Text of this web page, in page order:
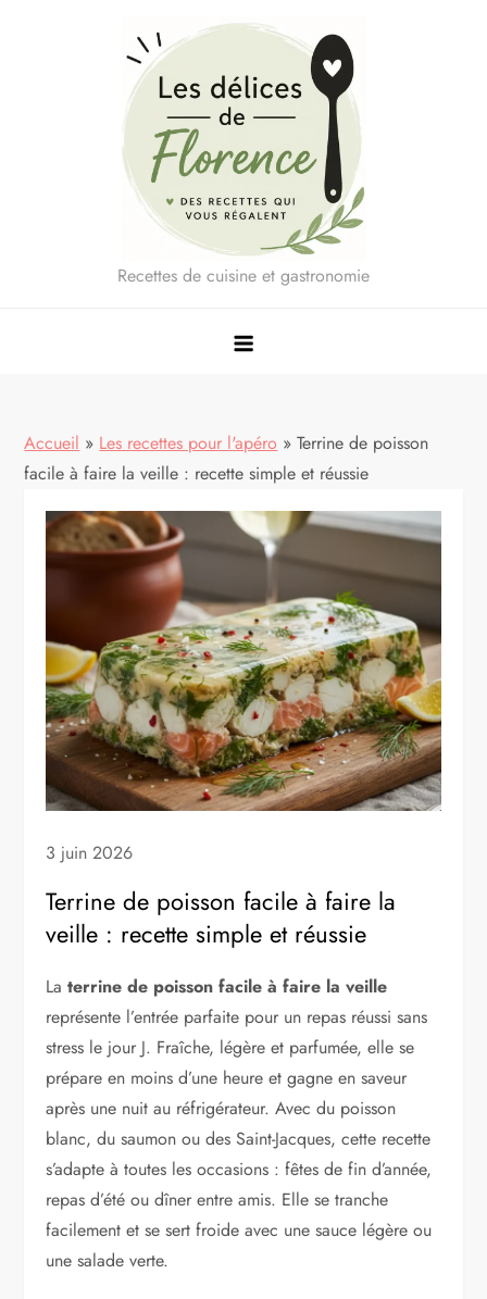
Recettes de cuisine et gastronomie
Accueil » Les recettes pour l'apéro » Terrine de poisson
facile à faire la veille : recette simple et réussie
3 juin 2026
Terrine de poisson facile à faire la
veille : recette simple et réussie
Laterrine de poisson facile à faire la veille
représente l’entrée parfaite pour un repas réussi sans
stress le jour J. Fraîche, légère et parfumée, elle se
prépare en moins d’une heure et gagne en saveur
après une nuit au réfrigérateur. Avec du poisson
blanc, du saumon ou des Saint-Jacques, cette recette
s’adapte à toutes les occasions : fêtes de fin d’année,
repas d’été ou dîner entre amis. Elle se tranche
facilement et se sert froide avec une sauce légère ou
une salade verte.